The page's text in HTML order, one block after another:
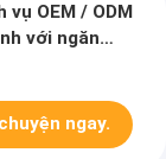
OEM / ODM
với ngăn
ngay.